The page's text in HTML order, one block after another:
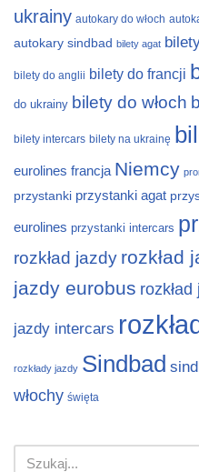
ukrainy autokary do włoch
autokary sindbad bilety agat
bilety do anglii bilety do francji
do ukrainy bilety do włoch
bilety intercars bilety na ukrainę
eurolines francja Niemcy
przystanki przystanki agat
eurolines przystanki intercars
rozkład jazdy rozkład
jazdy eurobus
jazdy intercars
rozkłady jazdy Sindbad
włochy święta